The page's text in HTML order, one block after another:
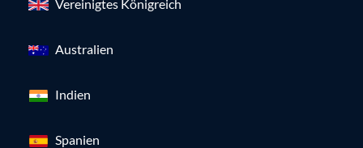
Vereinigtes Königreich
Australien
Indien
Spanien